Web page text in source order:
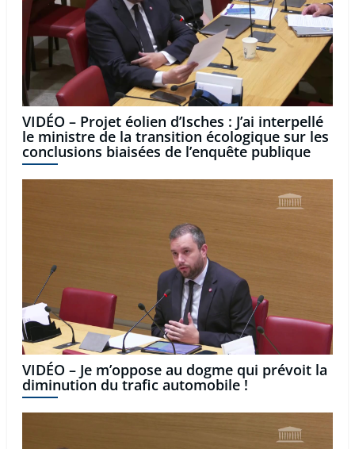
VIDÉO – Projet éolien d’Isches : J’ai interpellé
le ministre de la transition écologique sur les
conclusions biaisées de l’enquête publique
VIDÉO – Je m’oppose au dogme qui prévoit la
diminution du trafic automobile !